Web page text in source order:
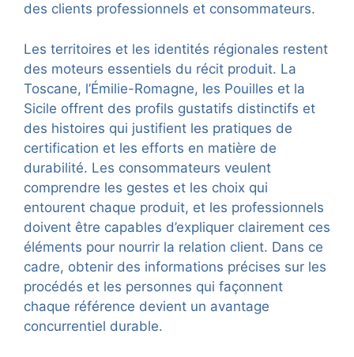
des clients professionnels et consommateurs.
Les territoires et les identités régionales restent
des moteurs essentiels du récit produit. La
Toscane, l’Émilie-Romagne, les Pouilles et la
Sicile offrent des profils gustatifs distinctifs et
des histoires qui justifient les pratiques de
certification et les efforts en matière de
durabilité. Les consommateurs veulent
comprendre les gestes et les choix qui
entourent chaque produit, et les professionnels
doivent être capables d’expliquer clairement ces
éléments pour nourrir la relation client. Dans ce
cadre, obtenir des informations précises sur les
procédés et les personnes qui façonnent
chaque référence devient un avantage
concurrentiel durable.